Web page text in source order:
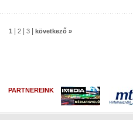
1 2 3 következő »
PARTNEREINK